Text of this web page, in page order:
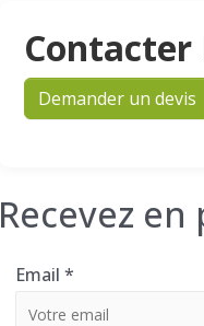
Contacter
Demander un devis
Recevez
Email *